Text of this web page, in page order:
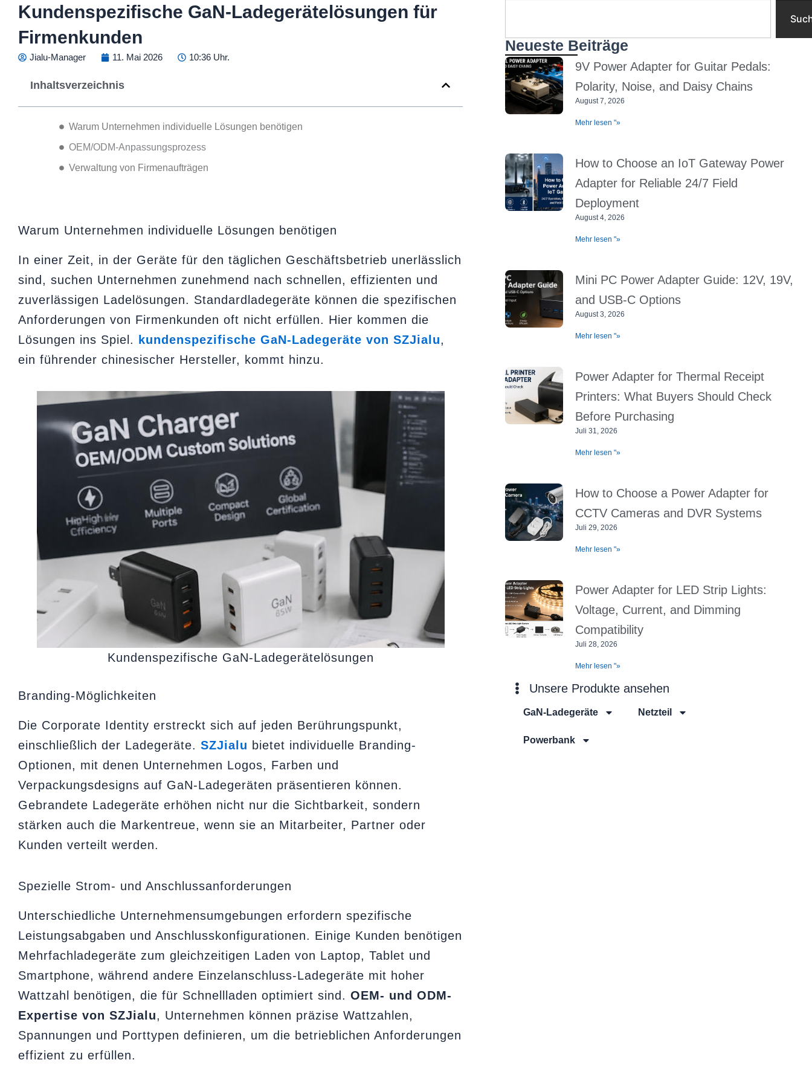
Kundenspezifische GaN-Ladegerätelösungen für
Firmenkunden
Jialu-Manager 11. Mai 2026 10:36 Uhr.
Inhaltsverzeichnis
Warum Unternehmen individuelle Lösungen benötigen
OEM/ODM-Anpassungsprozess
Verwaltung von Firmenaufträgen
Warum Unternehmen individuelle Lösungen benötigen
In einer Zeit, in der Geräte für den täglichen Geschäftsbetrieb unerlässlich
sind, suchen Unternehmen zunehmend nach schnellen, effizienten und
zuverlässigen Ladelösungen. Standardladegeräte können die spezifischen
Anforderungen von Firmenkunden oft nicht erfüllen. Hier kommen die
Lösungen ins Spiel.
kundenspezifische GaN-Ladegeräte von SZJialu,
ein führender chinesischer Hersteller, kommt hinzu.
Kundenspezifische GaN-Ladegerätelösungen
Branding-Möglichkeiten
Die Corporate Identity erstreckt sich auf jeden Berührungspunkt,
einschließlich der Ladegeräte. SZJialu bietet individuelle Branding-
Optionen, mit denen Unternehmen Logos, Farben und
Verpackungsdesigns auf GaN-Ladegeräten präsentieren können.
Gebrandete Ladegeräte erhöhen nicht nur die Sichtbarkeit, sondern
stärken auch die Markentreue, wenn sie an Mitarbeiter, Partner oder
Kunden verteilt werden.
Spezielle Strom- und Anschlussanforderungen
Unterschiedliche Unternehmensumgebungen erfordern spezifische
Leistungsabgaben und Anschlusskonfigurationen. Einige Kunden benötigen
Mehrfachladegeräte zum gleichzeitigen Laden von Laptop, Tablet und
Smartphone, während andere Einzelanschluss-Ladegeräte mit hoher
Wattzahl benötigen, die für Schnellladen optimiert sind. OEM- und ODM-
Expertise von SZJialu, Unternehmen können präzise Wattzahlen,
Spannungen und Porttypen definieren, um die betrieblichen Anforderungen
effizient zu erfüllen.
Neueste Beiträge
9V Power Adapter for Guitar Pedals:
Polarity, Noise, and Daisy Chains
August 7, 2026
Mehr lesen "»
How to Choose an IoT Gateway Power
Adapter for Reliable 24/7 Field
Deployment
August 4, 2026
Mehr lesen "»
Mini PC Power Adapter Guide: 12V, 19V,
and USB-C Options
August 3, 2026
Mehr lesen "»
Power Adapter for Thermal Receipt
Printers: What Buyers Should Check
Before Purchasing
Juli 31, 2026
Mehr lesen "»
How to Choose a Power Adapter for
CCTV Cameras and DVR Systems
Juli 29, 2026
Mehr lesen "»
Power Adapter for LED Strip Lights:
Voltage, Current, and Dimming
Compatibility
Juli 28, 2026
Mehr lesen "»
Unsere Produkte ansehen
GaN-Ladegeräte Netzteil
Powerbank